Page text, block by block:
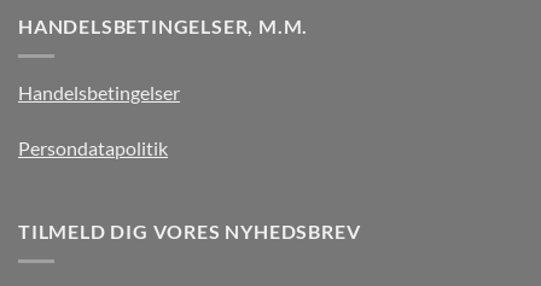
HANDELSBETINGELSER, M.M.
Handelsbetingelser
Persondatapolitik
TILMELD DIG VORES NYHEDSBREV